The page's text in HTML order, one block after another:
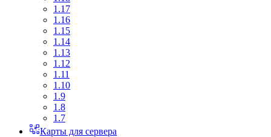
1.17
1.16
1.15
1.14
1.13
1.12
1.11
1.10
1.9
1.8
1.7
Карты для сервера